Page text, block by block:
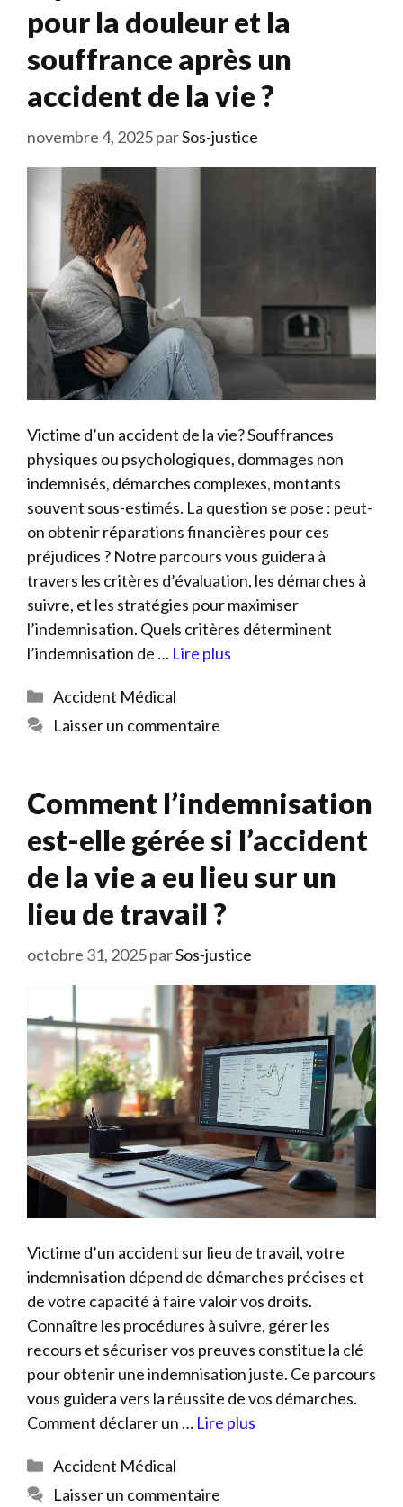
pour la douleur et la
souffrance après un
accident de la vie ?
novembre 4, 2025parSos-justice
Victime d’un accident de la vie? Souffrances
physiques ou psychologiques, dommages non
indemnisés, démarches complexes, montants
souvent sous-estimés. La question se pose : peut-
on obtenir réparations financières pour ces
préjudices ? Notre parcours vous guidera à
travers les critères d’évaluation, les démarches à
suivre, et les stratégies pour maximiser
l’indemnisation. Quels critères déterminent
l’indemnisation de … Lire plus
Catégories
Accident Médical
Laisser un commentaire
Comment l’indemnisation
est-elle gérée si l’accident
de la vie a eu lieu sur un
lieu de travail ?
octobre 31, 2025parSos-justice
Victime d’un accident sur lieu de travail, votre
indemnisation dépend de démarches précises et
de votre capacité à faire valoir vos droits.
Connaître les procédures à suivre, gérer les
recours et sécuriser vos preuves constitue la clé
pour obtenir une indemnisation juste. Ce parcours
vous guidera vers la réussite de vos démarches.
Comment déclarer un … Lire plus
Catégories
Accident Médical
Laisser un commentaire